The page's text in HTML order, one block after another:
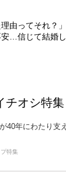
理由ってそれ？
…信じて結婚
チオシ特集
40年にわたり支
特集